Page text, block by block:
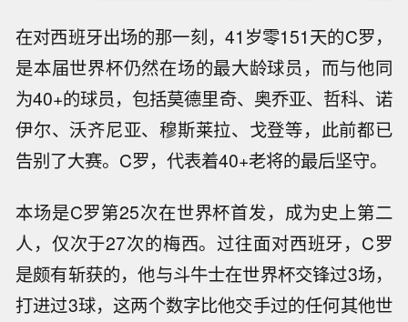
在对西班牙出场的那一刻，41岁零151天的C罗，
是本届世界杯仍然在场的最大龄球员，而与他同
为40+的球员，包括莫德里奇、奥乔亚、哲科、诺
伊尔、沃齐尼亚、穆斯莱拉、戈登等，此前都已
告别了大赛。C罗，代表着40+老将的最后坚守。
本场是C罗第25次在世界杯首发，成为史上第二
人，仅次于27次的梅西。过往面对西班牙，C罗
是颇有斩获的，他与斗牛士在世界杯交锋过3场，
打进过3球，这两个数字比他交手过的任何其他世